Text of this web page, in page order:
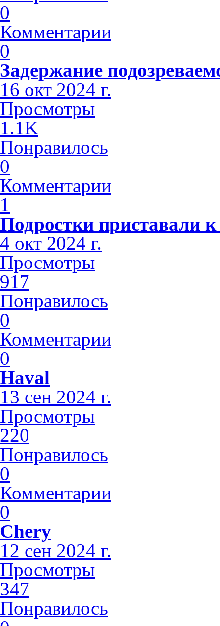
0
Комментарии
0
Задержание
16 окт 2024 г.
Просмотры
1.1K
Понравилось
0
Комментарии
1
Подростки приставали
4 окт 2024 г.
Просмотры
917
Понравилось
0
Комментарии
0
Haval
13 сен 2024 г.
Просмотры
220
Понравилось
0
Комментарии
0
Chery
12 сен 2024 г.
Просмотры
347
Понравилось